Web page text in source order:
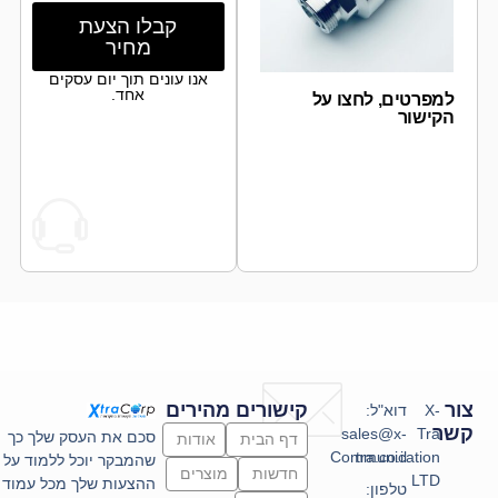
למפרטים, לחצו על
הקישור
קבלו הצעת
מחיר
אנו עונים תוך יום עסקים
אחד.
סכם את העסק שלך כך
שהמבקר יוכל ללמוד על
ההצעות שלך מכל עמוד
קישורים מהירים
דף הבית
אודות
חדשות
מוצרים
צור
קשר
X-
Tra
Communication
LTD
דוא"ל:
sales@x-
tra.co.il
טלפון: